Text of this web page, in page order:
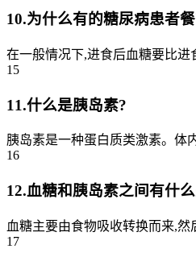
10.为什么有的糖尿病患者
在一般情况下,进食后血糖要比进
15
11.什么是胰岛素?
胰岛素是一种蛋白质类激素。体
16
12.血糖和胰岛素之间有什
血糖主要由食物吸收转换而来,
17